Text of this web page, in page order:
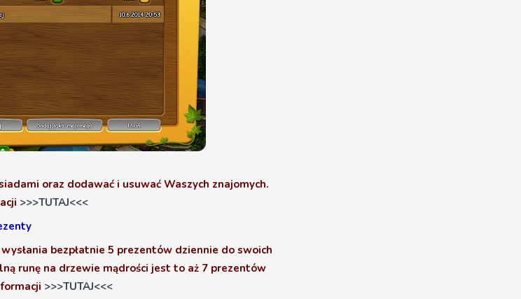
oraz dodawać i usuwać Waszych znajomych.
>>>TUTAJ<<<
bezpłatnie 5 prezentów dziennie do swoich
runę na drzewie mądrości jest to aż 7 prezentów
>>>TUTAJ<<<